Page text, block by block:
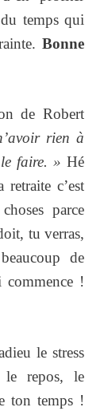
temps qui
Bonne
de Robert
rien à
faire. » Hé
c’est
parce
tu verras,
de
commence !
le stress
le repos, le
ton temps !